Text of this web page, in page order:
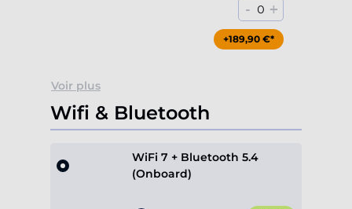
- 0 +
+189,90 €*
Voir plus
Wifi & Bluetooth
WiFi 7 + Bluetooth 5.4
(Onboard)